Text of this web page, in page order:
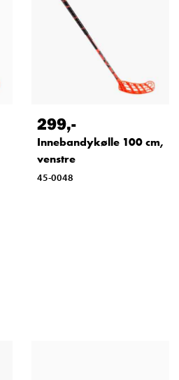
299,-
Innebandykølle 100 cm,
venstre
45-0048